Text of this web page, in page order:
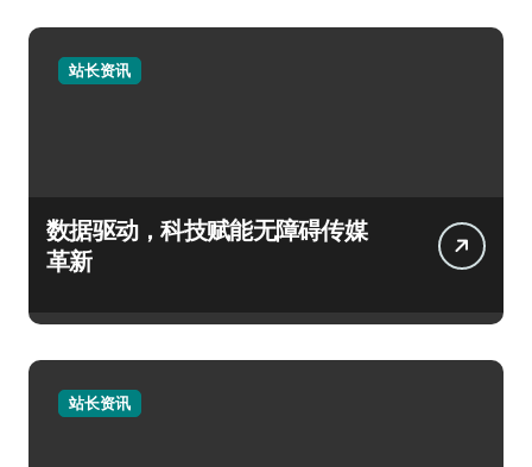
站长资讯
数据驱动，科技赋能无障碍传媒
革新
站长资讯